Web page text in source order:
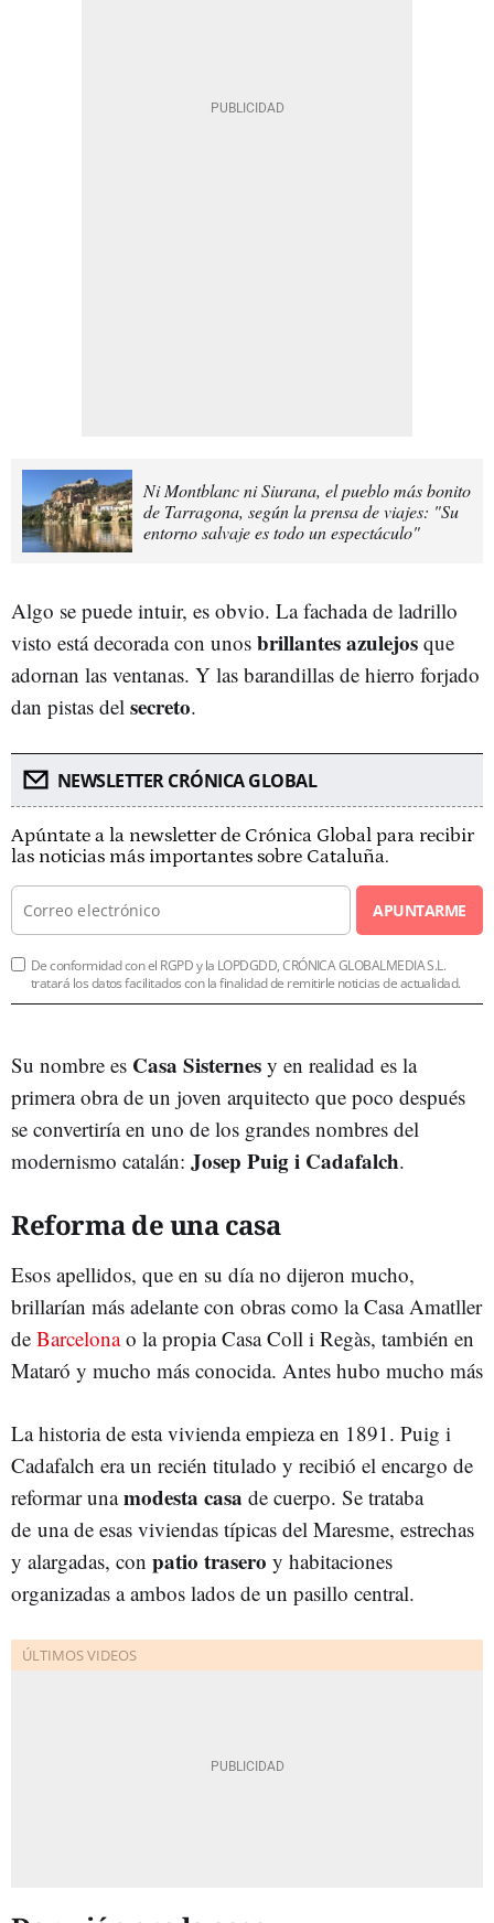
Ni Montblanc ni Siurana, el pueblo más bonito
de Tarragona, según la prensa de viajes: "Su
entorno salvaje es todo un espectáculo"
Algo se puede intuir, es obvio. La fachada de ladrillo
visto está decorada con unos brillantes azulejos que
adornan las ventanas. Y las barandillas de hierro forjado
dan pistas del secreto.
NEWSLETTER CRÓNICA GLOBAL
Apúntate a la newsletter de Crónica Global para recibir
las noticias más importantes sobre Cataluña.
APUNTARME
De conformidad con el RGPD y la LOPDGDD, CRÓNICA GLOBALMEDIA S.L.
tratará los datos facilitados con la finalidad de remitirle noticias de actualidad.
Su nombre es Casa Sisternes y en realidad es la
primera obra de un joven arquitecto que poco después
se convertiría en uno de los grandes nombres del
modernismo catalán: Josep Puig i Cadafalch.
Reforma de una casa
Esos apellidos, que en su día no dijeron mucho,
brillarían más adelante con obras como la Casa Amatller
de Barcelonao la propia Casa Coll i Regàs, también en
Mataró y mucho más conocida. Antes hubo mucho más
La historia de esta vivienda empieza en 1891. Puig i
Cadafalch era un recién titulado y recibió el encargo de
reformar unamodesta casa de cuerpo. Se trataba
de una de esas viviendas típicas del Maresme, estrechas
y alargadas, con patio trasero y habitaciones
organizadas a ambos lados de un pasillo central.